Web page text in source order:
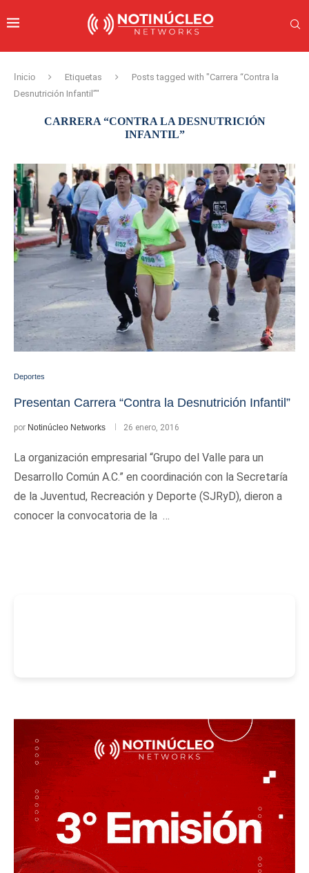
Inicio Etiquetas
Posts tagged with "Carrera “Contra la
Desnutrición Infantil”"
CARRERA “CONTRA LA DESNUTRICIÓN
INFANTIL”
Deportes
Presentan Carrera “Contra la Desnutrición Infantil”
por Notinúcleo Networks 26 enero, 2016
La organización empresarial “Grupo del Valle para un
Desarrollo Común A.C.” en coordinación con la Secretaría
de la Juventud, Recreación y Deporte (SJRyD), dieron a
conocer la convocatoria de la …